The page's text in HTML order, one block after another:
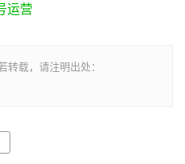
运营
转载，请注明出处：